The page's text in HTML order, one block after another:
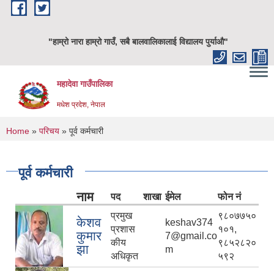
Skip to main content
"हाम्रो नारा हाम्रो गाउँ, सबै बालवालिकालाई विद्यालय पुर्याऔ"
महादेवा गाउँपालिका
मधेश प्रदेश, नेपाल
You are here
Home » परिचय » पूर्व कर्मचारी
पूर्व कर्मचारी
नाम पद शाखा ईमेल फोन नं
केशव
कुमार
झा
प्रमुख
प्रशास
कीय
अधिकृत
keshav374
7@gmail.co
m
९८०७७५०
१०१,
९८५२८२०
५९२